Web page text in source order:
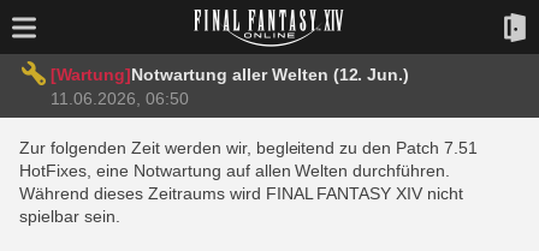
[Wartung]Notwartung aller Welten (12. Jun.)
11.06.2026, 06:50
Zur folgenden Zeit werden wir, begleitend zu den Patch 7.51
HotFixes, eine Notwartung auf allen Welten durchführen.
Während dieses Zeitraums wird FINAL FANTASY XIV nicht
spielbar sein.